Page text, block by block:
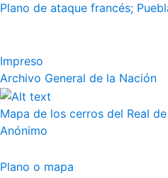
Plano de ataque francés;
Impreso
Archivo General de la Nación
Mapa de los cerros del Real
Anónimo
Plano o mapa